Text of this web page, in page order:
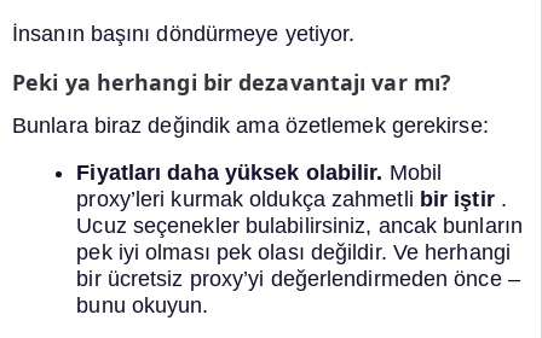
İnsanın başını döndürmeye yetiyor.
Peki ya herhangi bir dezavantajı var mı?
Bunlara biraz değindik ama özetlemek gerekirse:
Fiyatları daha yüksek olabilir. Mobil
proxy’leri kurmak oldukça zahmetli bir iştir .
Ucuz seçenekler bulabilirsiniz, ancak bunların
pek iyi olması pek olası değildir. Ve herhangi
bir ücretsiz proxy’yi değerlendirmeden önce –
bunu okuyun.